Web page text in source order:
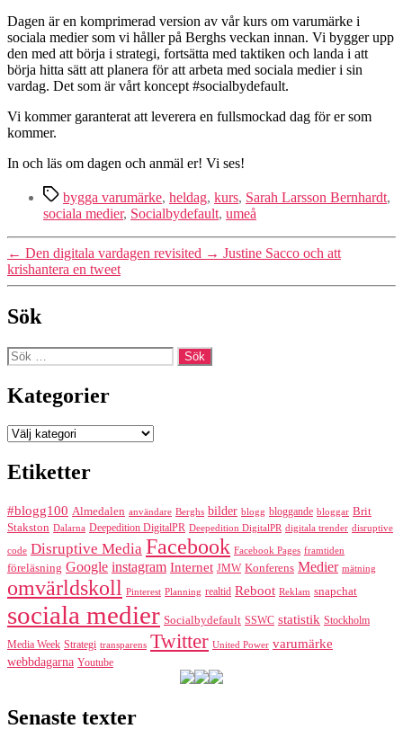
Dagen är en komprimerad version av vår kurs om varumärke i
sociala medier som vi håller på Berghs veckan innan. Vi bygger upp
den med att börja i strategi, fortsätta med taktiken och landa i att
börja hitta sätt att planera för att arbeta med sociala medier i sin
vardag. Det som är vårt koncept #socialbydefault.
Vi kommer garanterat att leverera en fullsmockad dag för er som
kommer.
In och läs om dagen och anmäl er! Vi ses!
Etiketter
bygga varumärke, heldag, kurs, Sarah Larsson Bernhardt,
sociala medier, Socialbydefault, umeå
← Den digitala vardagen revisited → Justine Sacco och att
krishantera en tweet
Sök
Sök
efter:
Kategorier
Kategorier
Etiketter
#blogg100 Almedalen användare Berghs bilder blogg bloggande bloggar Brit
Stakston Dalarna Deepedition DigitalPR Deepedition DigitalPR digitala trender disruptive
code Disruptive Media Facebook Facebook Pages framtiden
föreläsning Google instagram Internet JMW Konferens Medier mätning
omvärldskoll Pinterest Planning realtid Reboot Reklam snapchat
sociala medier Socialbydefault SSWC statistik Stockholm
Media Week Strategi transparens Twitter United Power varumärke
webbdagarna Youtube
Senaste texter